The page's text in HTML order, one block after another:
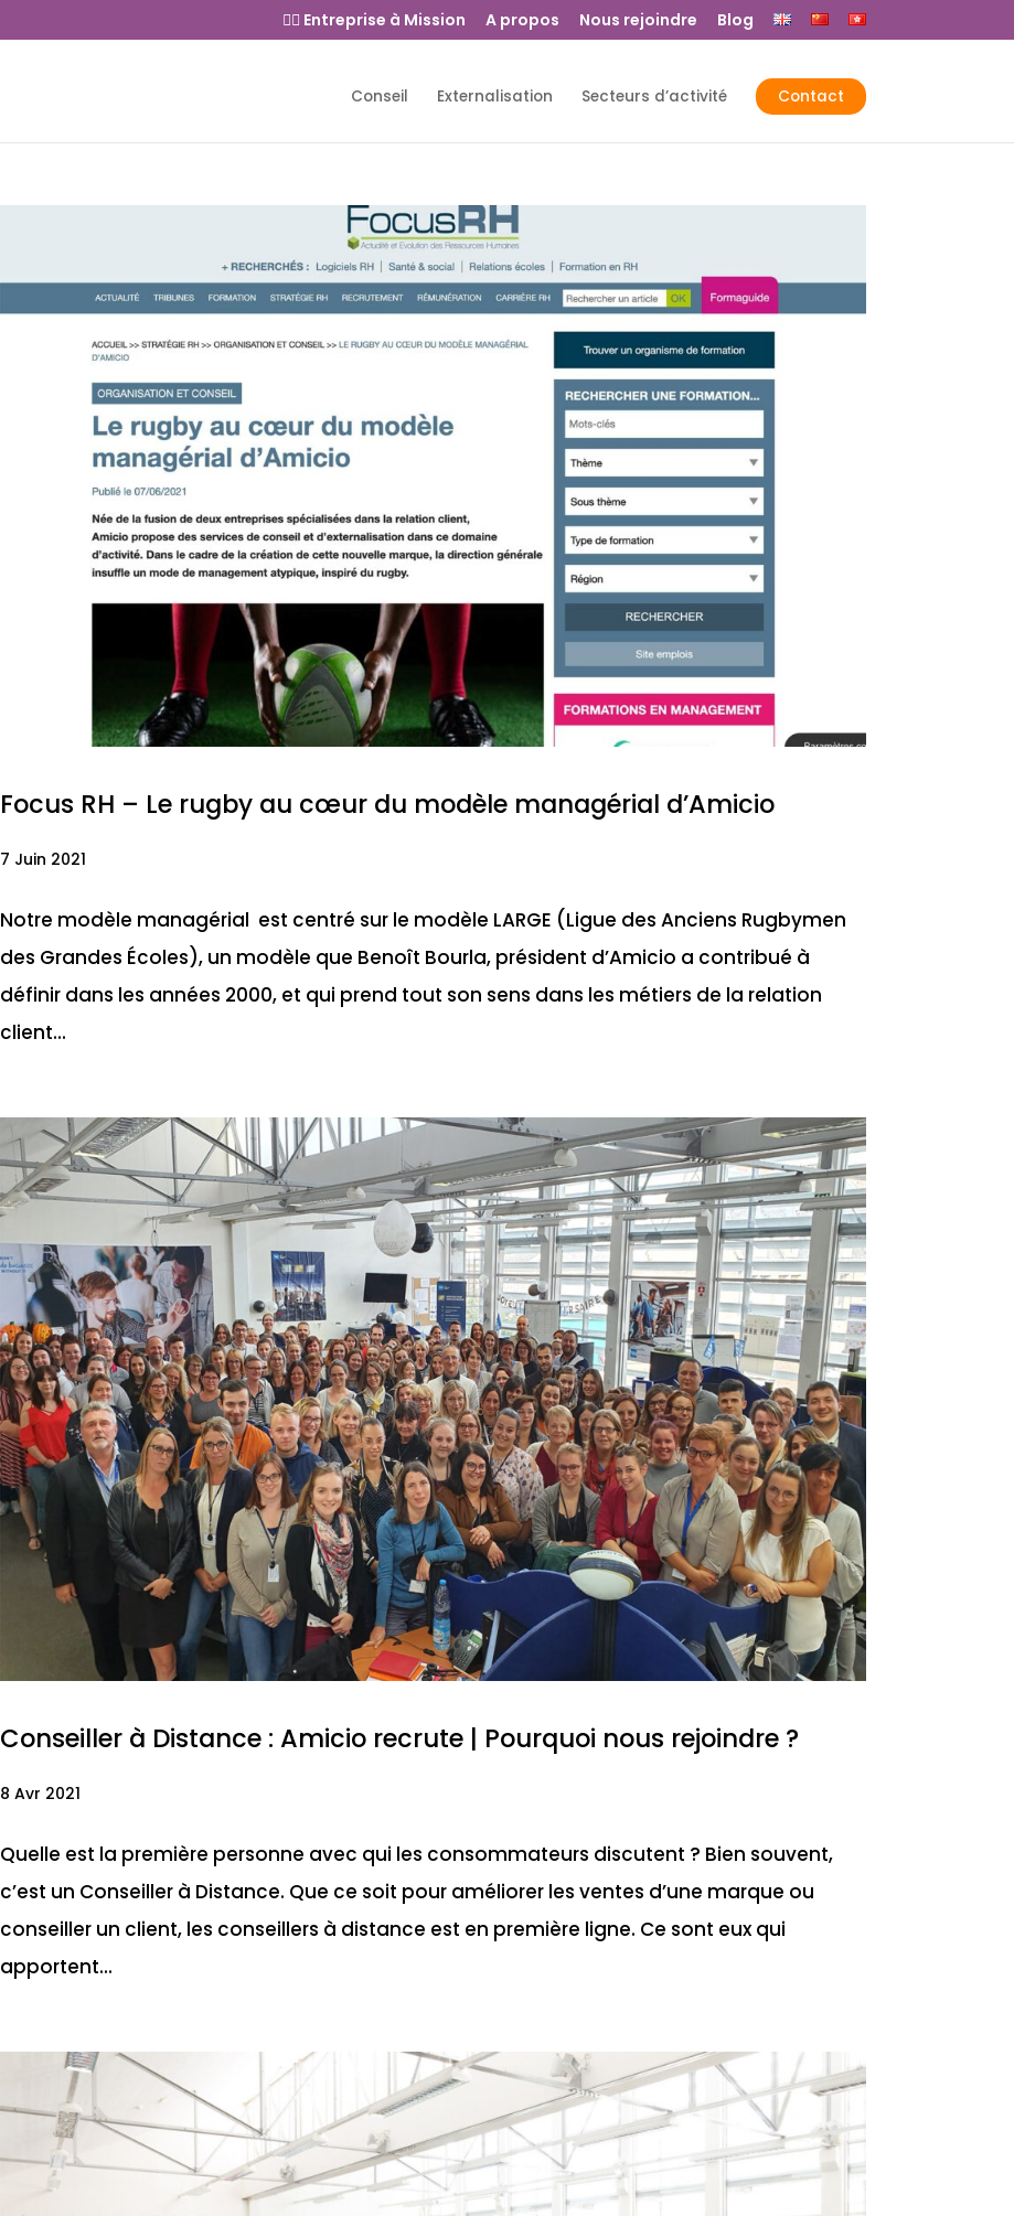
👉🏻 Entreprise à Mission A propos Nous rejoindre Blog
Conseil Externalisation Secteurs d’activité Contact
Focus RH – Le rugby au cœur du modèle managérial d’Amicio
7 Juin 2021
Notre modèle managérial est centré sur le modèle LARGE (Ligue des Anciens Rugbymen
des Grandes Écoles), un modèle que Benoît Bourla, président d’Amicio a contribué à
définir dans les années 2000, et qui prend tout son sens dans les métiers de la relation
client...
Conseiller à Distance : Amicio recrute | Pourquoi nous rejoindre ?
8 Avr 2021
Quelle est la première personne avec qui les consommateurs discutent ? Bien souvent,
c’est un Conseiller à Distance. Que ce soit pour améliorer les ventes d’une marque ou
conseiller un client, les conseillers à distance est en première ligne. Ce sont eux qui
apportent...